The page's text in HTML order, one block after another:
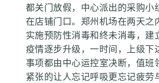
都关门放假，中心派出的采购小
在店铺门口。郑州机场在两天之
实施预防性消毒和终未消毒，建
疫情逐步升级，一时间，上级下
事项都由中心运控室决断，值班
紧张的让人忘记呼吸更忘记疲